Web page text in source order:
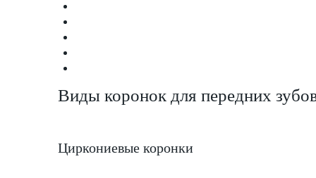
Виды коронок для передних
Циркониевые коронки